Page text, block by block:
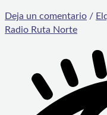
Deja un comentario /
Radio Ruta Norte